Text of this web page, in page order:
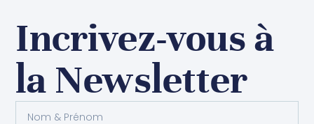
Incrivez-vous à
la Newsletter